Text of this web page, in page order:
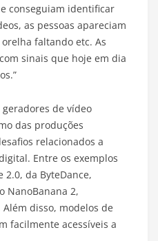
conseguiam identificar
as pessoas apareciam
faltando etc. As
sinais que hoje em dia
de vídeo
das produções
relacionados a
Entre os exemplos
2.0, da ByteDance,
NanoBanana 2,
disso, modelos de
facilmente acessíveis a